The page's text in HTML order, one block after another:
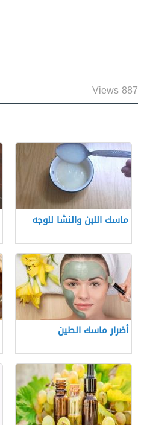
887 Views
ماسك اللبن والنشا للوجه
أضرار ماسك الطين